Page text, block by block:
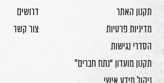
תקנון האתר
מדיניות פרטיות
הסדרי נגישות
תקנון מועדון “נתח חברים”
ניהול מידע אישי
דרושים
צור קשר